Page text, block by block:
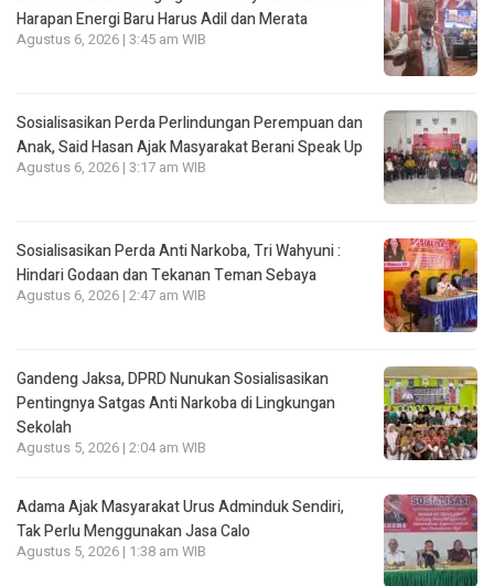
Harapan Energi Baru Harus Adil dan Merata
Agustus 6, 2026 | 3:45 am WIB
Sosialisasikan Perda Perlindungan Perempuan dan
Anak, Said Hasan Ajak Masyarakat Berani Speak Up
Agustus 6, 2026 | 3:17 am WIB
Sosialisasikan Perda Anti Narkoba, Tri Wahyuni :
Hindari Godaan dan Tekanan Teman Sebaya
Agustus 6, 2026 | 2:47 am WIB
Gandeng Jaksa, DPRD Nunukan Sosialisasikan
Pentingnya Satgas Anti Narkoba di Lingkungan
Sekolah
Agustus 5, 2026 | 2:04 am WIB
Adama Ajak Masyarakat Urus Adminduk Sendiri,
Tak Perlu Menggunakan Jasa Calo
Agustus 5, 2026 | 1:38 am WIB